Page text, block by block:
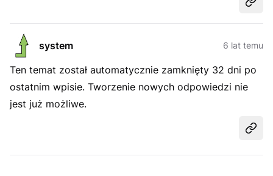
system 6 lat temu
Ten temat został automatycznie zamknięty 32 dni po
ostatnim wpisie. Tworzenie nowych odpowiedzi nie
jest już możliwe.